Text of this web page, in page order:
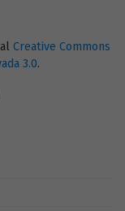
Creative Commons
3.0.